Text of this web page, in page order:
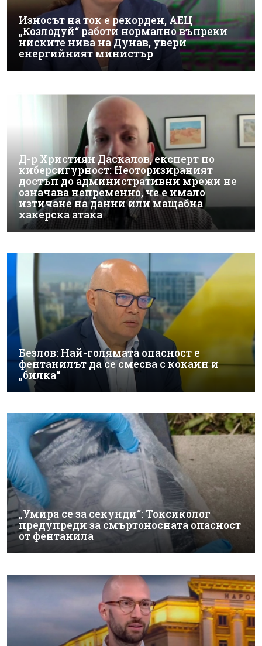
Износът на ток е рекорден, АЕЦ
„Козлодуй“ работи нормално въпреки
ниските нива на Дунав, увери
енергийният министър
Д-р Християн Даскалов, експерт по
киберсигурност: Неоторизираният
достъп до административни мрежи не
означава непременно, че е имало
изтичане на данни или мащабна
хакерска атака
Безлов: Най-голямата опасност е
фентанилът да се смесва с кокаин и
„билка“
„Умира се за секунди“: Токсиколог
предупреди за смъртоносната опасност
от фентанила